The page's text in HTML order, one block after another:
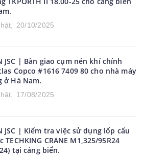
20/10/2025
JSC | Bàn giao cụm nén khí chính
Copco #1616 7409 80 cho nhà máy
ở Hà Nam.
17/08/2025
JSC | Kiểm tra việc sử dụng lốp cẩu
CRANE M1,325/95R24
tại cảng biển.